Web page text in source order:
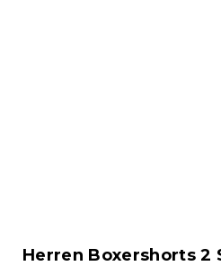
Herren Boxershorts 2